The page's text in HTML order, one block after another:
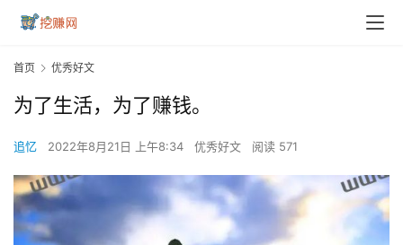
首页 优秀好文
为了生活，为了赚钱。
追忆 2022年8月21日 上午8:34 优秀好文 阅读 571